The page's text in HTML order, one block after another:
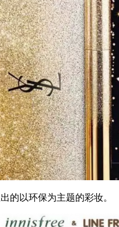
的以环保为主题的彩妆。